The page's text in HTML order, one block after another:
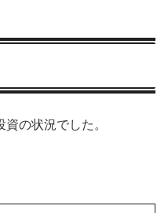
の状況でした。